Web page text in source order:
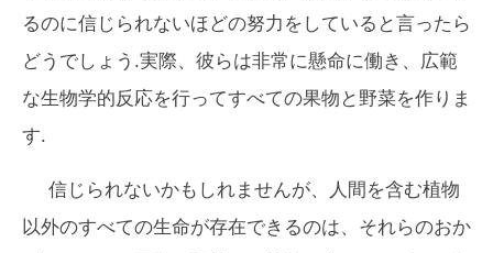
るのに信じられないほどの努力をしていると言ったら
どうでしょう.実際、彼らは非常に懸命に働き、広範
な生物学的反応を行ってすべての果物と野菜を作りま
す.
信じられないかもしれませんが、人間を含む植物
以外のすべての生命が存在できるのは、それらのおか